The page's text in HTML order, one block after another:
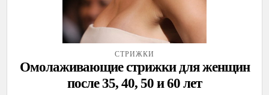
СТРИЖКИ
Омолаживающие стрижки для женщин
после 35, 40, 50 и 60 лет